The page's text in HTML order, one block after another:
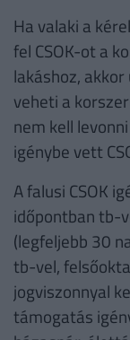
Ha valaki a
fel CSOK-ot a
lakáshoz,
veheti a
nem kell
igénybe vett
A falusi CSOK
időpontban tb-
(legfeljebb 30
tb-vel,
jogviszonnyal
támogatás